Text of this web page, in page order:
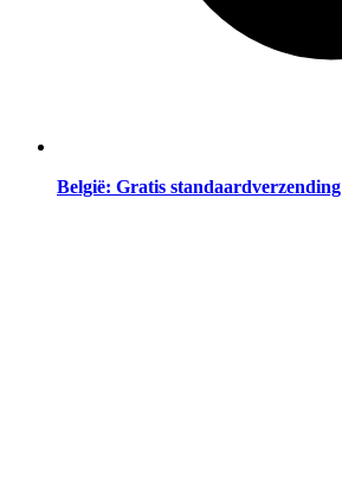
België: Gratis standaardverzending